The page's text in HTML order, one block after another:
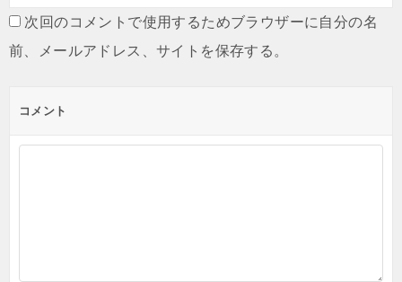
次回のコメントで使用するためブラウザーに自分の名
前、メールアドレス、サイトを保存する。
コメント